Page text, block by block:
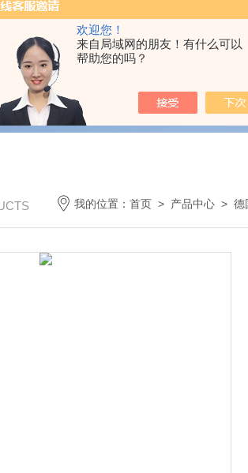
欢迎您！
来自局域网的朋友！有什么可以
帮助您的吗？
我的位置：首页 > 产品中心 >德